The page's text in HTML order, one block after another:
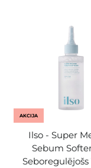
AKCIJA
Ilso - Super
Sebum
Seboregulējošs